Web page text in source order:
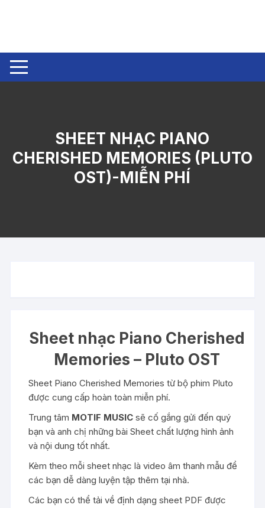
SHEET NHẠC PIANO
CHERISHED MEMORIES (PLUTO
OST)-MIỄN PHÍ
Sheet nhạc Piano Cherished
Memories – Pluto OST
Sheet Piano Cherished Memories từ bộ phim Pluto
được cung cấp hoàn toàn miễn phí.
Trung tâm MOTIF MUSIC sẽ cố gắng gửi đến quý
bạn và anh chị những bài Sheet chất lượng hình ảnh
và nội dung tốt nhất.
Kèm theo mỗi sheet nhạc là video âm thanh mẫu để
các bạn dễ dàng luyện tập thêm tại nhà.
Các bạn có thể tải về định dạng sheet PDF được